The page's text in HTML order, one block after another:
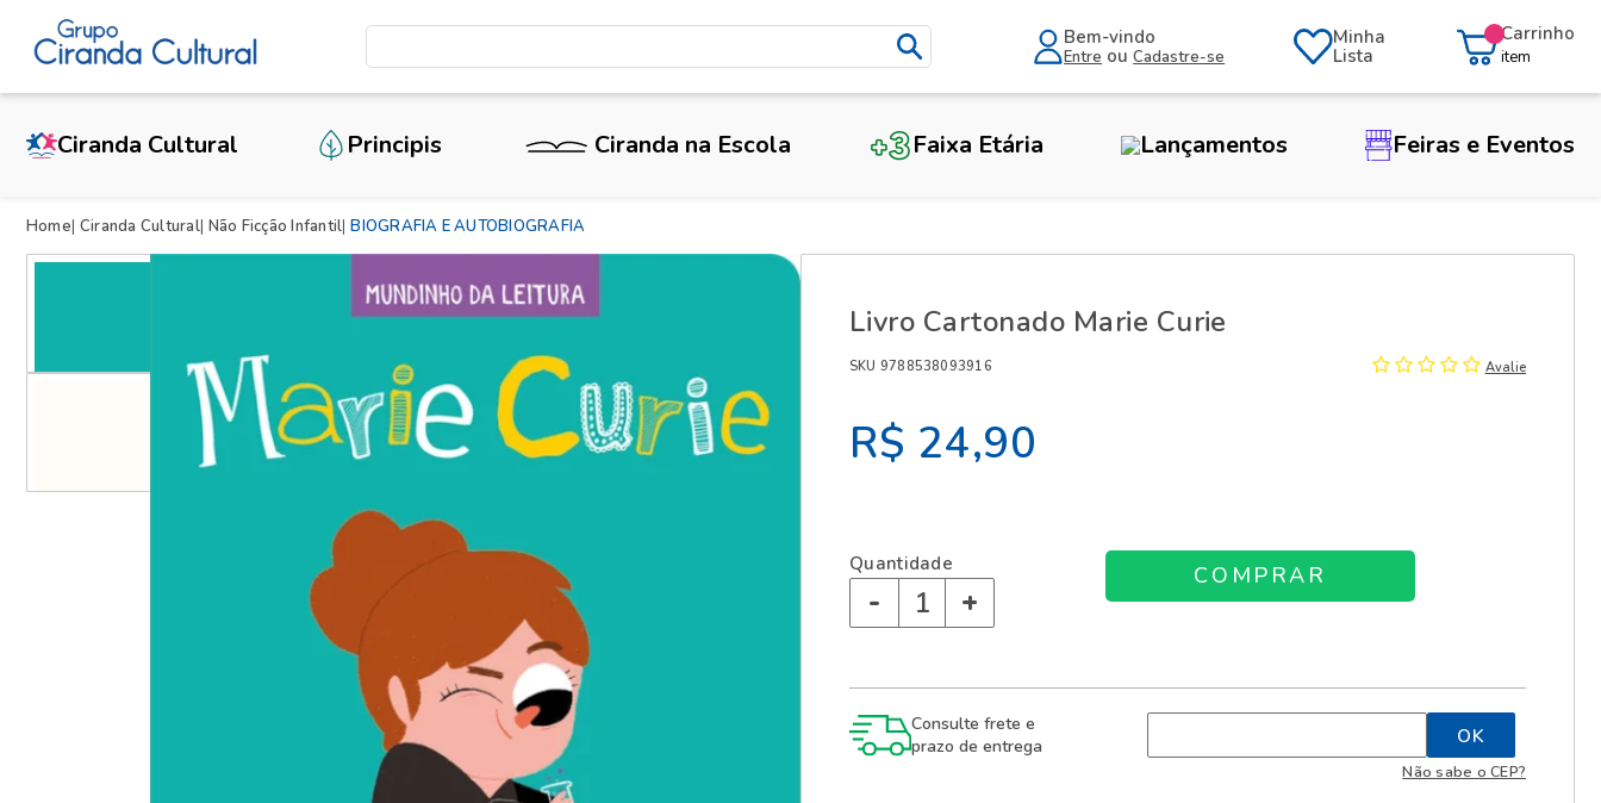
Bem-vindo
Entre ouCadastre-se
Minha
Lista
Carrinho
item
Ciranda Cultural Principis Ciranda na Escola Faixa Etária Lançamentos Feiras e Eventos
Home Ciranda Cultural Não Ficção Infantil BIOGRAFIA E AUTOBIOGRAFIA
Livro Cartonado Marie Curie
SKU 9788538093916 Avalie
R$ 24,90
Quantidade
- +
Consulte frete e
prazo de entrega
Não sabe o CEP?
X